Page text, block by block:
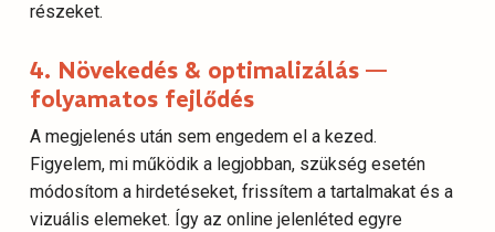
részeket.
4. Növekedés & optimalizálás —
folyamatos fejlődés
A megjelenés után sem engedem el a kezed.
Figyelem, mi működik a legjobban, szükség esetén
módosítom a hirdetéseket, frissítem a tartalmakat és a
vizuális elemeket. Így az online jelenléted egyre